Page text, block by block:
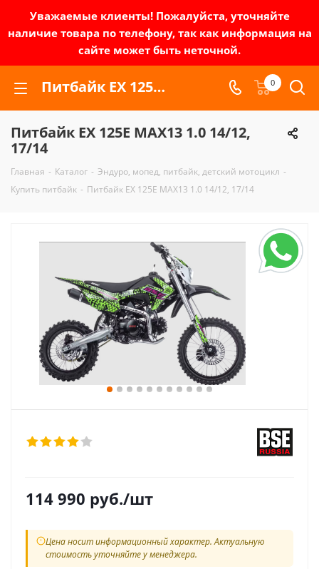
Уважаемые клиенты! Пожалуйста, уточняйте
наличие товара по телефону, так как информация на
сайте может быть неточной.
Питбайк EX 125E MAX13 1.0 14/12, 17/14 | Зел-мото 0
Питбайк EX 125E MAX13 1.0 14/12,
17/14
Главная - Каталог - Эндуро, мопед, питбайк, детский мотоцикл -
Купить питбайк - Питбайк EX 125E MAX13 1.0 14/12, 17/14
114 990 руб./шт
Цена носит информационный характер. Актуальную
стоимость уточняйте у менеджера.